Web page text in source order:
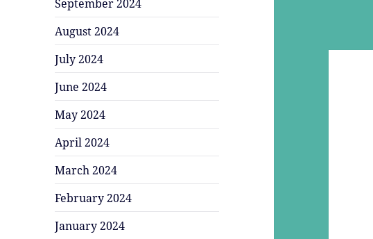
September 2024
August 2024
July 2024
June 2024
May 2024
April 2024
March 2024
February 2024
January 2024